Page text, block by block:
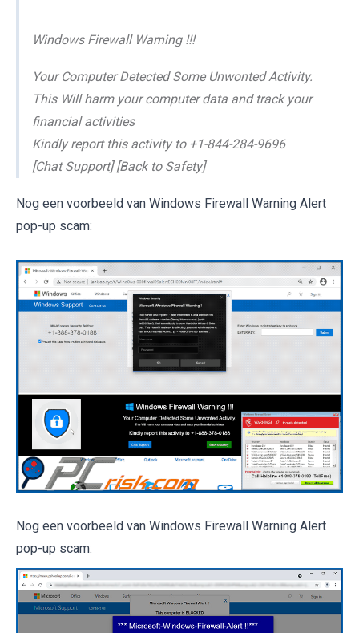
Windows Firewall Warning !!!
Your Computer Detected Some Unwonted Activity.
This Will harm your computer data and track your
financial activities
Kindly report this activity to +1-844-284-9696
[Chat Support] [Back to Safety]
Nog een voorbeeld van Windows Firewall Warning Alert
pop-up scam:
Nog een voorbeeld van Windows Firewall Warning Alert
pop-up scam: